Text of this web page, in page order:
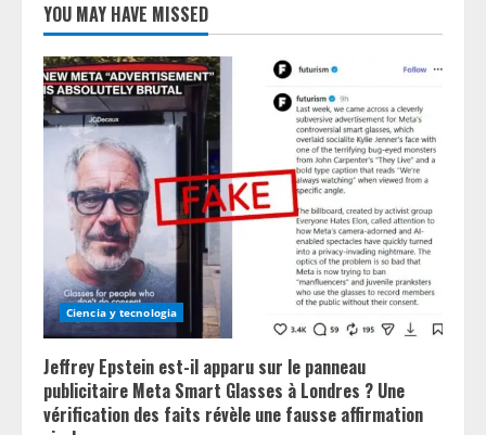
YOU MAY HAVE MISSED
Ciencia y tecnologia
Jeffrey Epstein est-il apparu sur le panneau
publicitaire Meta Smart Glasses à Londres ? Une
vérification des faits révèle une fausse affirmation